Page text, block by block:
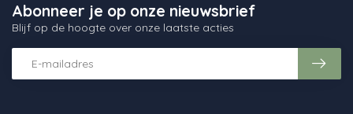
Abonneer je op onze nieuwsbrief
Blijf op de hoogte over onze laatste acties